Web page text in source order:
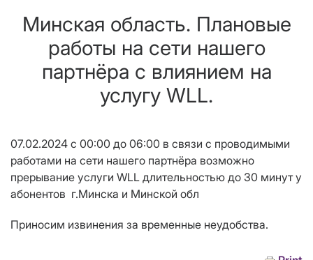
Минская область. Плановые
работы на сети нашего
партнёра с влиянием на
услугу WLL.
07.02.2024 с 00:00 до 06:00 в связи с проводимыми
работами на сети нашего партнёра возможно
прерывание услуги WLL длительностью до 30 минут у
абонентов г.Минска и Минской обл
Приносим извинения за временные неудобства.